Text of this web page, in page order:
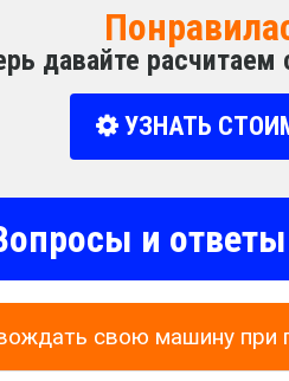
давайте расчитаем
УЗНАТЬ
и
свою машину при